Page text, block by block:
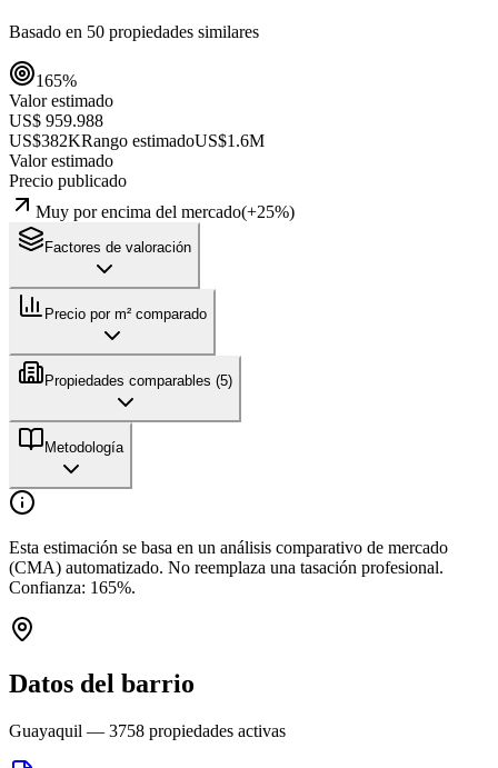
Basado en 50 propiedades similares
165%
Valor estimado
US$ 959.988
US$382KRango estimadoUS$1.6M
Valor estimado
Precio publicado
Muy por encima del mercado(+25%)
Factores de valoración
Precio por m² comparado
Propiedades comparables (5)
Metodología
Esta estimación se basa en un análisis comparativo de mercado
(CMA) automatizado. No reemplaza una tasación profesional.
Confianza: 165%.
Datos del barrio
Guayaquil — 3758 propiedades activas